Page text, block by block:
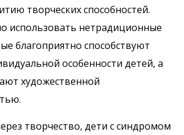
творческих способностей.
использовать нетрадиционные
благоприятно способствуют
особенности детей, а
художественной
творчество, дети с синдромом